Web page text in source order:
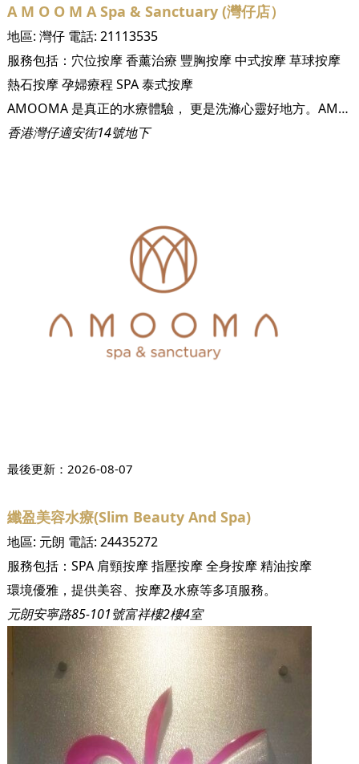
A M O O M A Spa & Sanctuary (灣仔店）
地區: 灣仔電話: 21113535
服務包括： 穴位按摩香薰治療 豐胸按摩中式按摩草球按摩
熱石按摩孕婦療程 SPA泰式按摩
AMOOMA 是真正的水療體驗， 更是洗滌心靈好地方。AMOOMA給我們慶祝無與倫比的放縱，令人興奮的提升精神體驗，ㄧ切只因為大家都能綻放自己！
香港灣仔適安街14號地下
最後更新： 2026-08-07
纖盈美容水療(Slim Beauty And Spa)
地區: 元朗 電話: 24435272
服務包括： SPA 肩頸按摩指壓按摩全身按摩精油按摩
環境優雅，提供美容、按摩及水療等多項服務。
元朗安寧路85-101‎號富祥樓2樓4室